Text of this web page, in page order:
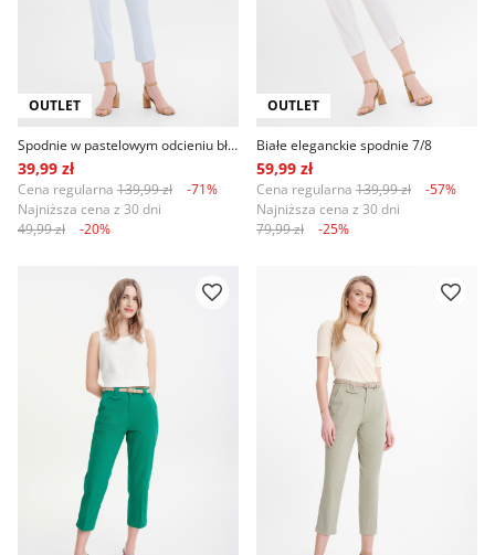
OUTLET
Spodnie w pastelowym odcieniu błękitu
39,99 zł
Cena regularna 139,99 zł
-71%
Najniższa cena z 30 dni
49,99 zł
-20%
OUTLET
Białe eleganckie spodnie 7/8
59,99 zł
Cena regularna 139,99 zł
-57%
Najniższa cena z 30 dni
79,99 zł
-25%